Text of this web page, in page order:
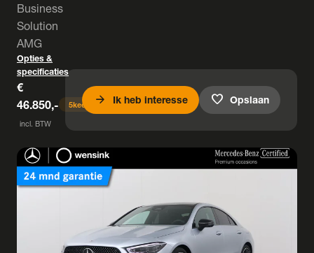
Business
Solution
AMG
Opties &
specificaties
€
46.850,-
incl. BTW
5keer bekeken
arrow_forward Ik heb interesse favorite Opslaan